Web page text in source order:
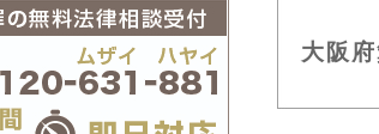
大阪